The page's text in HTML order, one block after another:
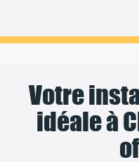
Votre
idéale à